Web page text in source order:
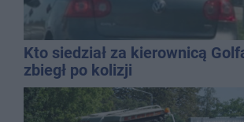
Kto siedział za kierownicą
zbiegł po kolizji